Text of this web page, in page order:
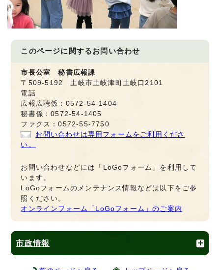
このページに関するお問い合わせ
市長公室 秘書広報課
〒509-5192 土岐市土岐津町土岐口2101
電話
広報広聴係：0572-54-1404
秘書係：0572-54-1405
ファクス：0572-55-7750
お問い合わせは専用フォームをご利用くださ
い。
お問い合わせなどには「LoGoフォーム」を利用して
います。
LoGoフォームのメンテナンス情報などは以下をご参
照ください。
オンラインフォーム「LoGoフォーム」のご案内
市政情報